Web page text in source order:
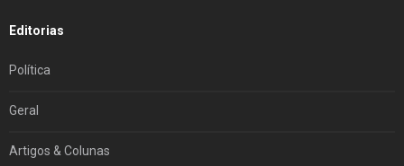
Editorias
Política
Geral
Artigos & Colunas